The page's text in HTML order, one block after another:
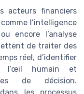
acteurs financiers
l’intelligence
encore l’analyse
de traiter des
réel, d’identifier
l’œil humain et
de décision.